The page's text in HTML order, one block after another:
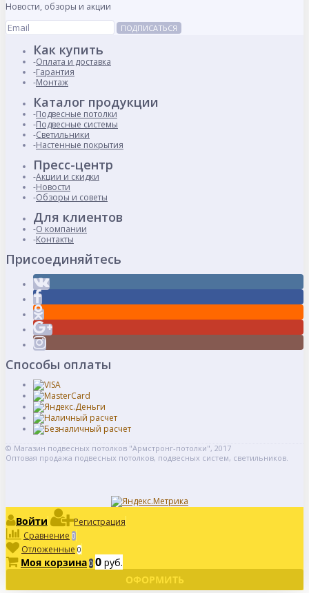
Новости, обзоры и акции
ПОДПИСАТЬСЯ
Как купить
Оплата и доставка
Гарантия
Монтаж
Каталог продукции
Подвесные потолки
Подвесные системы
Светильники
Настенные покрытия
Пресс-центр
Акции и скидки
Новости
Обзоры и советы
Для клиентов
О компании
Контакты
Присоединяйтесь
Способы оплаты
© Магазин подвесных потолков "Армстронг-потолки", 2017
Оптовая продажа подвесных потолков, подвесных систем, светильников.
Войти
Регистрация
Сравнение 0
Отложенные 0
Моя корзина 0 0 руб.
ОФОРМИТЬ